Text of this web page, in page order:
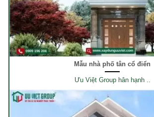
Mẫu nhà phố tân cổ điển
Ưu Việt Group hân hạnh ..